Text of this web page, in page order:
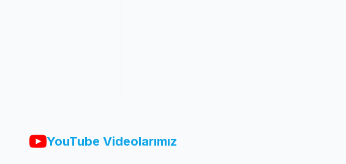
YouTube Videolarımız